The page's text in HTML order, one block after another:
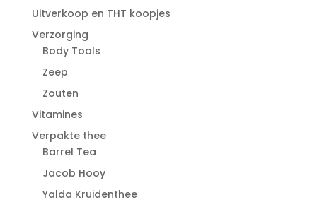
Uitverkoop en THT koopjes
Verzorging
Body Tools
Zeep
Zouten
Vitamines
Verpakte thee
Barrel Tea
Jacob Hooy
Yalda Kruidenthee